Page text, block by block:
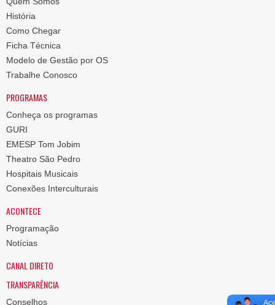
História
Como Chegar
Ficha Técnica
Modelo de Gestão por OS
Trabalhe Conosco
PROGRAMAS
Conheça os programas
GURI
EMESP Tom Jobim
Theatro São Pedro
Hospitais Musicais
Conexões Interculturais
ACONTECE
Programação
Notícias
CANAL DIRETO
TRANSPARÊNCIA
Conselhos